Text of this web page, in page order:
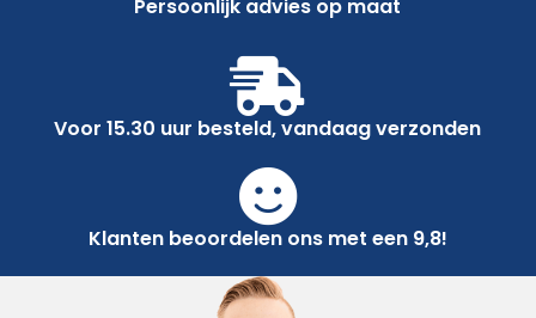
Persoonlijk advies op maat
Voor 15.30 uur besteld, vandaag verzonden
Klanten beoordelen ons met een 9,8!